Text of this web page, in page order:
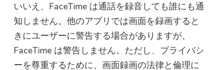
いいえ、FaceTime は通話を録音しても誰にも通
知しません。他のアプリでは画面を録画すると
きにユーザーに警告する場合がありますが、
FaceTime は警告しません。ただし、プライバシ
ーを尊重するために、画面録画の法律と倫理に